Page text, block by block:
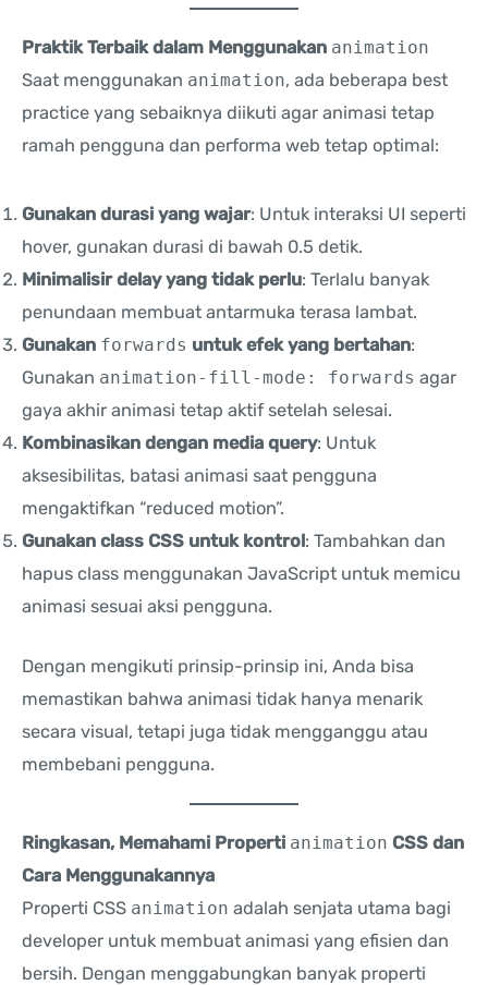
Praktik Terbaik dalam Menggunakan animation
Saat menggunakan animation, ada beberapa best
practice yang sebaiknya diikuti agar animasi tetap
ramah pengguna dan performa web tetap optimal:
Gunakan durasi yang wajar: Untuk interaksi UI seperti
hover, gunakan durasi di bawah 0.5 detik.
Minimalisir delay yang tidak perlu: Terlalu banyak
penundaan membuat antarmuka terasa lambat.
Gunakan forwards untuk efek yang bertahan:
Gunakan animation-fill-mode: forwards agar
gaya akhir animasi tetap aktif setelah selesai.
Kombinasikan dengan media query: Untuk
aksesibilitas, batasi animasi saat pengguna
mengaktifkan “reduced motion”.
Gunakan class CSS untuk kontrol: Tambahkan dan
hapus class menggunakan JavaScript untuk memicu
animasi sesuai aksi pengguna.
Dengan mengikuti prinsip-prinsip ini, Anda bisa
memastikan bahwa animasi tidak hanya menarik
secara visual, tetapi juga tidak mengganggu atau
membebani pengguna.
Ringkasan, Memahami Properti animation CSS dan
Cara Menggunakannya
Properti CSS animation adalah senjata utama bagi
developer untuk membuat animasi yang efisien dan
bersih. Dengan menggabungkan banyak properti